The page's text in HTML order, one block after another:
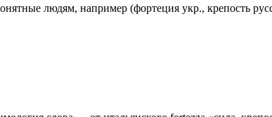
людям, например (фортеция укр., крепость